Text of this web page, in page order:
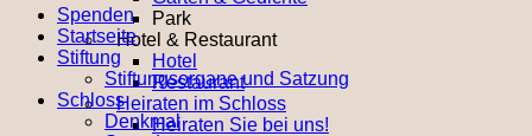
Park
Hotel & Restaurant
Hotel
Restaurant
Heiraten im Schloss
Heiraten Sie bei uns!
Spenden
Startseite
Stiftung
Stiftungsorgane und Satzung
Schloss
Denkmal